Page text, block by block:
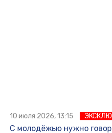
10 июля 2026, 13:15
С молодёжью нужно